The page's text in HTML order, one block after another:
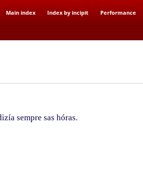
Main index Index by incipit Performance
sempre sas hóras.